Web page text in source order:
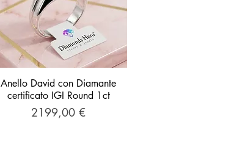
Vista rapida
Anello David con Diamante
certificato IGI Round 1ct
Prezzo
2199,00 €